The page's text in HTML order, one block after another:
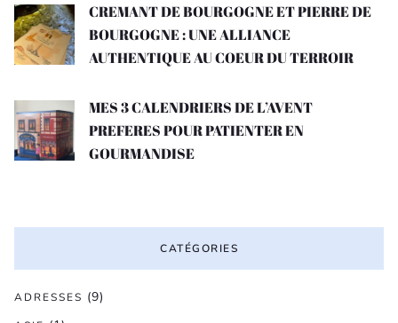
CREMANT DE BOURGOGNE ET PIERRE DE
BOURGOGNE : UNE ALLIANCE
AUTHENTIQUE AU COEUR DU TERROIR
MES 3 CALENDRIERS DE L’AVENT
PREFERES POUR PATIENTER EN
GOURMANDISE
CATÉGORIES
ADRESSES (9)